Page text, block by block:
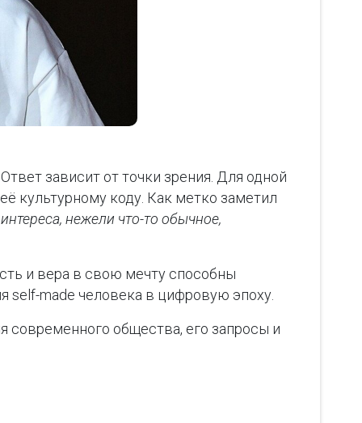
зависит от точки зрения. Для одной
культурному коду. Как метко заметил
нежели что-то обычное,
и вера в свою мечту способны
self-made человека в цифровую эпоху.
общества, его запросы и